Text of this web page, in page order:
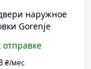
наружное
Gorenje
fs
отправке
₴/мес